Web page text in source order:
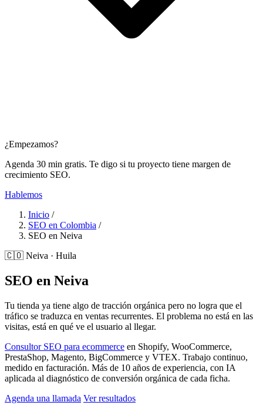
¿Empezamos?
Agenda 30 min gratis. Te digo si tu proyecto tiene margen de
crecimiento SEO.
Hablemos
Inicio /
SEO en Colombia /
SEO en Neiva
🇨🇴 Neiva · Huila
SEO en Neiva
Tu tienda ya tiene algo de tracción orgánica pero no logra que el
tráfico se traduzca en ventas recurrentes. El problema no está en las
visitas, está en qué ve el usuario al llegar.
Consultor SEO para ecommerce en Shopify, WooCommerce,
PrestaShop, Magento, BigCommerce y VTEX. Trabajo continuo,
medido en facturación. Más de 10 años de experiencia, con IA
aplicada al diagnóstico de conversión orgánica de cada ficha.
Agenda una llamada Ver resultados